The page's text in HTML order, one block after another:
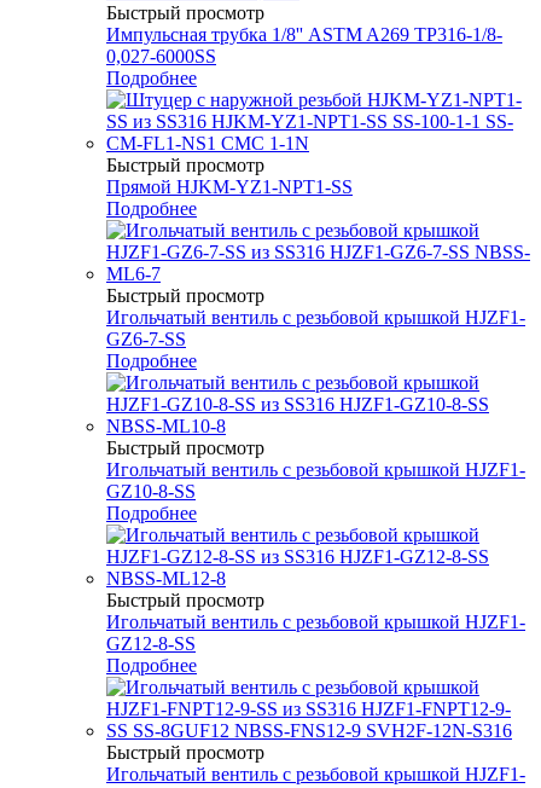
Быстрый просмотр
Импульсная трубка 1/8'' ASTM A269 TP316-1/8-
0,027-6000SS
Подробнее
Быстрый просмотр
Прямой HJKM-YZ1-NPT1-SS
Подробнее
Быстрый просмотр
Игольчатый вентиль с резьбовой крышкой HJZF1-
GZ6-7-SS
Подробнее
Быстрый просмотр
Игольчатый вентиль с резьбовой крышкой HJZF1-
GZ10-8-SS
Подробнее
Быстрый просмотр
Игольчатый вентиль с резьбовой крышкой HJZF1-
GZ12-8-SS
Подробнее
Быстрый просмотр
Игольчатый вентиль с резьбовой крышкой HJZF1-